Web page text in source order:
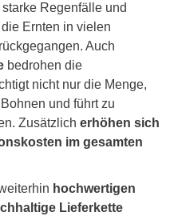
Regenfälle und
Ernten in vielen
Auch
bedrohen die
nicht nur die Menge,
und führt zu
Zusätzlich erhöhen sich
im gesamten
hochwertigen
Lieferkette